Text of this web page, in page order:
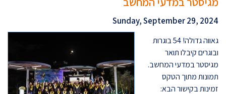
Sunday, September 29, 2024
גאווה גדולה! 54 בוגרות
ובוגרים קיבלו תואר
מגיסטר במדעי המחשב.
תמונות מתוך הטקס
זמינות בקישור הבא: